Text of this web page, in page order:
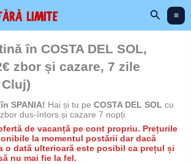
Search
în COSTA DEL SOL,
zbor și cazare, 7 zile
SPANIA! Hai și tu pe COSTA DEL SOL cu
dus-întors și cazare 7 nopți.
de vacanță pe cont propriu. Prețurile
la momentul postării dar dacă
o dată ulterioară este posibil ca prețul și
nu mai fie la fel.